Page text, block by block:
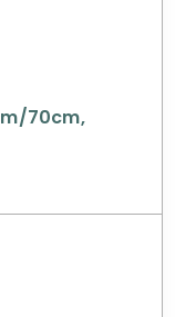
70cm,